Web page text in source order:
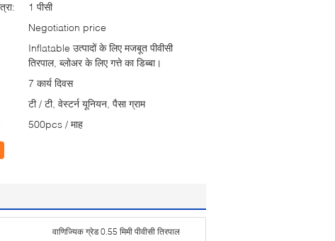
1 पीसी
Negotiation price
Inflatable उत्पादों के लिए मजबूत पीवीसी
तिरपाल, ब्लोअर के लिए गत्ते का डिब्बा।
7 कार्य दिवस
टी / टी, वेस्टर्न यूनियन, पैसा ग्राम
500pcs / माह
वाणिज्यिक ग्रेड 0.55 मिमी पीवीसी तिरपाल